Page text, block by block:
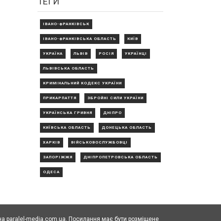
ІВАНО-ФРАНКІВСЬК
ІВАНО-ФРАНКІВСЬКА ОБЛАСТЬ КИЇВ
УКРАЇНА ЛЬВІВ РОСІЯ УКРАЇНЦІ
ЛЬВІВСЬКА ОБЛАСТЬ
КРИМІНАЛЬНИЙ КОДЕКС УКРАЇНИ
ПРИКАРПАТТЯ ЗБРОЙНІ СИЛИ УКРАЇНИ
УКРАЇНСЬКА ГРИВНЯ ДНІПРО
КИЇВСЬКА ОБЛАСТЬ ДОНЕЦЬКА ОБЛАСТЬ
ХАРКІВ ВІЙСЬКОВОСЛУЖБОВЦІ
ЗАПОРІЖЖЯ ДНІПРОПЕТРОВСЬКА ОБЛАСТЬ
ОДЕСА
paralel-media.com.ua. Посилання має бути розміщене